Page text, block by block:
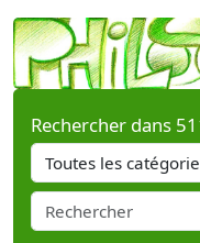
Rechercher dans